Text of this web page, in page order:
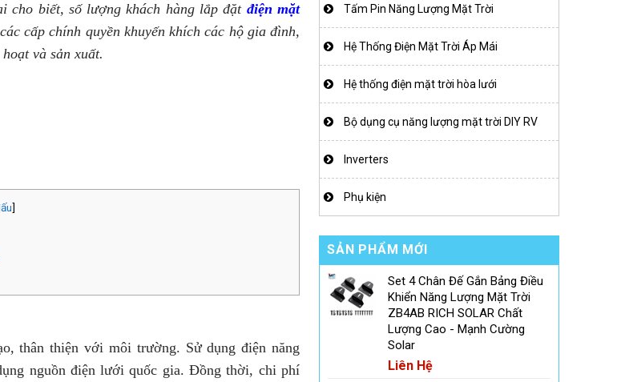
cho biết, số lượng khách hàng lắp đặt điện mặt
cấp chính quyền khuyến khích các hộ gia đình,
và sản xuất.
]
thân thiện với môi trường. Sử dụng điện năng
nguồn điện lưới quốc gia. Đồng thời, chi phí
Tấm Pin Năng Lượng Mặt Trời
Hệ Thống Điện Mặt Trời Áp Mái
Hệ thống điện mặt trời hòa lưới
Bộ dụng cụ năng lượng mặt trời DIY RV
Inverters
Phụ kiện
SẢN PHẨM MỚI
Set 4 Chân Đế Gắn Bảng Điều
Khiển Năng Lượng Mặt Trời
ZB4AB RICH SOLAR Chất
Lượng Cao - Mạnh Cường
Solar
Liên Hệ